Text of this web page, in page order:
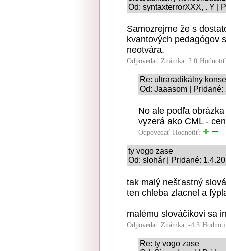
Od: syntaxterrorXXX, . Y |
Samozrejme že s
kvantových pedagógov
neotvára.
Odpovedať Známka: 2.0
Re: ultraradikálny
Od: Jaaasom |
No ale podľa
vyzerá ako CML -
Odpovedať Hodnotiť:
ty vogo zase
Od: slohár | Pridané:
tak malý nešťastný
ten chleba zlacnel a
malému slováčikovi sa
Odpovedať Známka: -4.3
Re: ty vogo zase